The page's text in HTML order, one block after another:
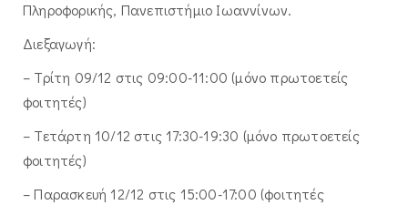
Πληροφορικής, Πανεπιστήμιο Ιωαννίνων.
Διεξαγωγή:
– Τρίτη 09/12 στις 09:00-11:00 (μόνο πρωτοετείς
φοιτητές)
– Τετάρτη 10/12 στις 17:30-19:30 (μόνο πρωτοετείς
φοιτητές)
– Παρασκευή 12/12 στις 15:00-17:00 (φοιτητές